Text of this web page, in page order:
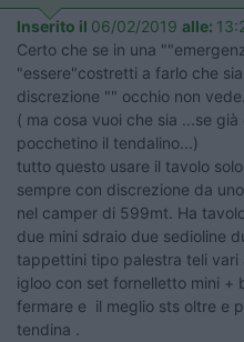
Inserito il 06/02/2019 alle:
Certo che se in una
"essere"costretti a farlo che
discrezione "" occhio non
( ma cosa vuoi che sia ...se
pocchetino il tendalino...)
tutto questo usare il tavolo
sempre con discrezione da
nel camper di 599mt. Ha
due mini sdraio due sedioline
tappettini tipo palestra teli vari
igloo con set fornelletto mini +
fermare e il meglio sts oltre e
tendina .